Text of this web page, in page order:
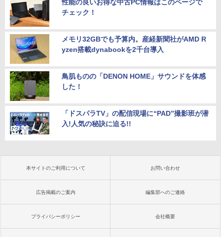
性能の良いお得な中古PC情報はこのページで
チェック！
メモリ32GBでも予算内。産経新聞社がAMD R
yzen搭載dynabookを2千台導入
鳥肌ものの「DENON HOME」サウンドを体感
した！
「ドスパラTV」の配信現場に“PAD”撮影班が潜
入!人気の秘訣に迫る!!
本サイトのご利用について お問い合わせ
広告掲載のご案内 編集部へのご連絡
プライバシーポリシー 会社概要